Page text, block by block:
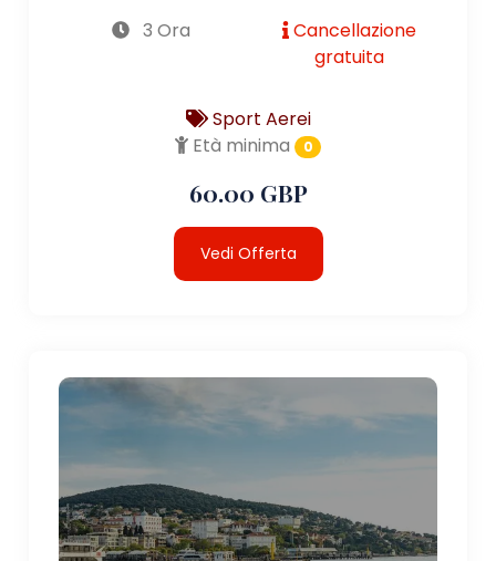
3 Ora
Cancellazione
gratuita
Sport Aerei
Età minima
0
60.00 GBP
Vedi Offerta